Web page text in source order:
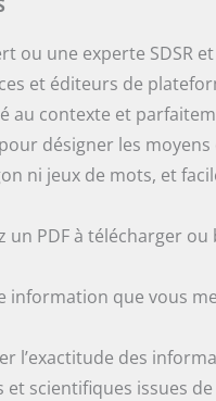
ou une experte SDSR
et éditeurs de
au contexte et
désigner les
ni jeux de mots, et
PDF à télécharger ou
information que vous
l’exactitude des
scientifiques issues